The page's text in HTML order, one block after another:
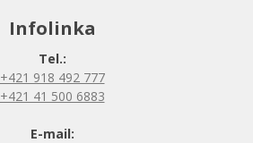
Infolinka
Tel.:
+421 918 492 777
+421 41 500 6883
E-mail: